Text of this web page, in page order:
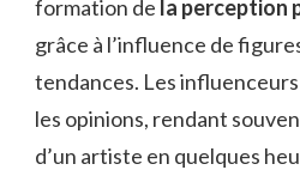
formation de la perception
grâce à l’influence de
tendances. Les
les opinions, rendant
d’un artiste en quelques